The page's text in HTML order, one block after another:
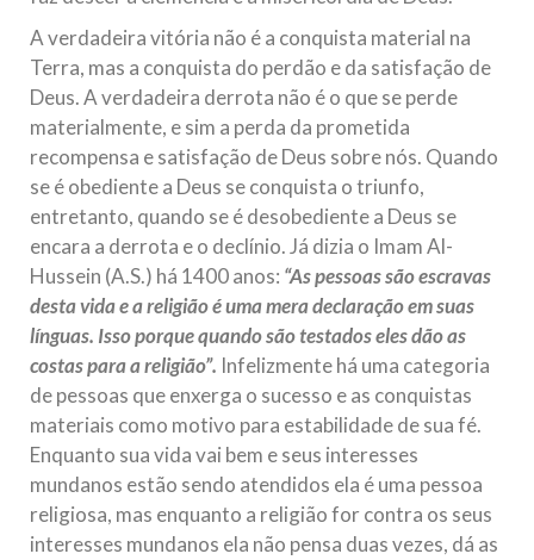
A verdadeira vitória não é a conquista material na
Terra, mas a conquista do perdão e da satisfação de
Deus. A verdadeira derrota não é o que se perde
materialmente, e sim a perda da prometida
recompensa e satisfação de Deus sobre nós. Quando
se é obediente a Deus se conquista o triunfo,
entretanto, quando se é desobediente a Deus se
encara a derrota e o declínio. Já dizia o Imam Al-
Hussein (A.S.) há 1400 anos: “As pessoas são escravas
desta vida e a religião é uma mera declaração em suas
línguas. Isso porque quando são testados eles dão as
costas para a religião”. Infelizmente há uma categoria
de pessoas que enxerga o sucesso e as conquistas
materiais como motivo para estabilidade de sua fé.
Enquanto sua vida vai bem e seus interesses
mundanos estão sendo atendidos ela é uma pessoa
religiosa, mas enquanto a religião for contra os seus
interesses mundanos ela não pensa duas vezes, dá as